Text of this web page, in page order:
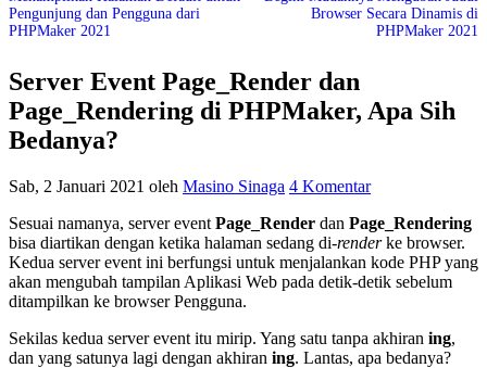
Pengunjung dan Pengguna dari
PHPMaker 2021
Browser Secara Dinamis di
PHPMaker 2021
Server Event Page_Render dan
Page_Rendering di PHPMaker, Apa Sih
Bedanya?
Sab, 2 Januari 2021 oleh Masino Sinaga 4 Komentar
Sesuai namanya, server event Page_Render dan Page_Rendering
bisa diartikan dengan ketika halaman sedang di-renderke browser.
Kedua server event ini berfungsi untuk menjalankan kode PHP yang
akan mengubah tampilan Aplikasi Web pada detik-detik sebelum
ditampilkan ke browser Pengguna.
Sekilas kedua server event itu mirip. Yang satu tanpa akhiran ing,
dan yang satunya lagi dengan akhiran ing. Lantas, apa bedanya?